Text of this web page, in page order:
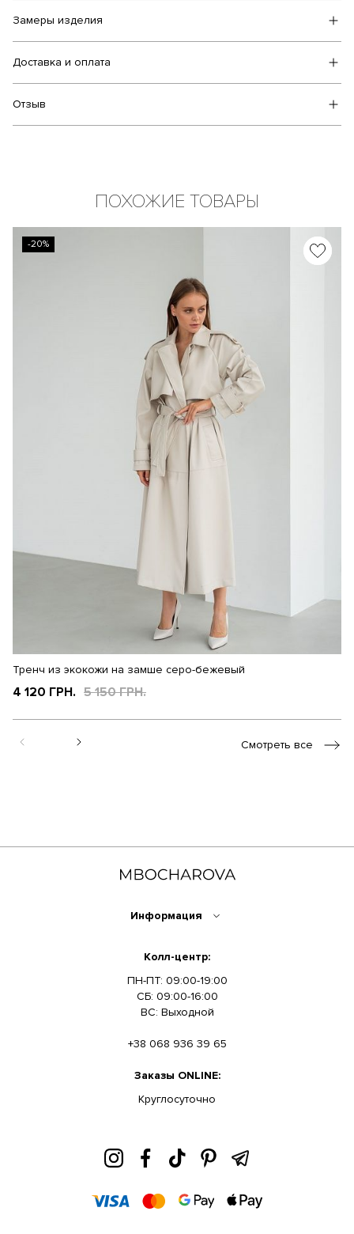
Замеры изделия
Доставка и оплата
Отзыв
ПОХОЖИЕ ТОВАРЫ
-20%
Тренч из экокожи на замше серо-бежевый
4 120 ГРН. 5 150 ГРН.
Смотреть все
Информация
Колл-центр:
ПН-ПТ: 09:00-19:00
СБ: 09:00-16:00
ВС: Выходной
+38 068 936 39 65
Заказы ONLINE:
Круглосуточно